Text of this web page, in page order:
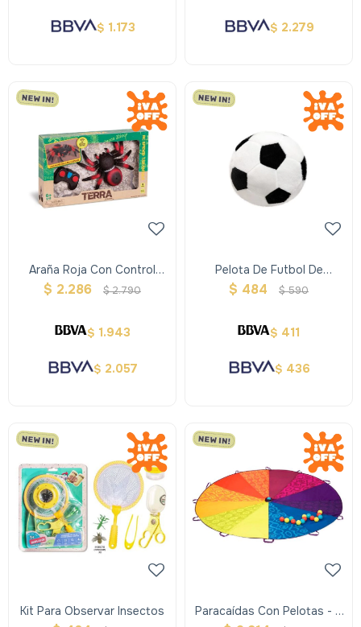
$ 1.173 $ 2.279
Araña Roja Con Control
Remoto Terra
$ 2.286 $2.790
$ 1.943
$ 2.057
Pelota De Futbol De
Peluche
$ 484 $ 590
$ 411
$ 436
Kit Para Observar Insectos
Paracaídas Con Pelotas - B